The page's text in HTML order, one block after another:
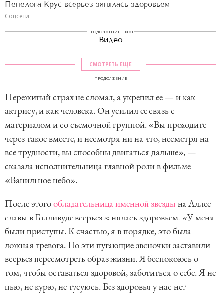
Пенелопа Крус всерьез занялась здоровьем
Соцсети
ПРОДОЛЖЕНИЕ НИЖЕ
Видео
СМОТРЕТЬ ЕЩЕ
ПРОДОЛЖЕНИЕ
Пережитый страх не сломал, а укрепил ее — и как
актрису, и как человека. Он усилил ее связь с
материалом и со съемочной группой. «Вы проходите
через такое вместе, и несмотря ни на что, несмотря на
все трудности, вы способны двигаться дальше», —
сказала исполнительница главной роли в фильме
«Ванильное небо».
После этогообладательница именной звезды на Аллее
славы в Голливуде всерьез занялась здоровьем. «У меня
были приступы. К счастью, я в порядке, это была
ложная тревога. Но эти пугающие звоночки заставили
всерьез пересмотреть образ жизни. Я беспокоюсь о
том, чтобы оставаться здоровой, заботиться о себе. Я не
пью, не курю, не тусуюсь. Без здоровья у нас нет